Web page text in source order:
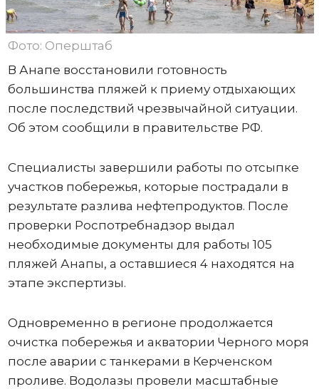
Фото: Оперштаб
В Анапе восстановили готовность
большинства пляжей к приему отдыхающих
после последствий чрезвычайной ситуации.
Об этом сообщили в правительстве РФ.
Специалисты завершили работы по отсыпке
участков побережья, которые пострадали в
результате разлива нефтепродуктов. После
проверки Роспотребнадзор выдал
необходимые документы для работы 105
пляжей Анапы, а оставшиеся 4 находятся на
этапе экспертизы.
Одновременно в регионе продолжается
очистка побережья и акватории Черного моря
после аварии с танкерами в Керченском
проливе. Водолазы провели масштабные